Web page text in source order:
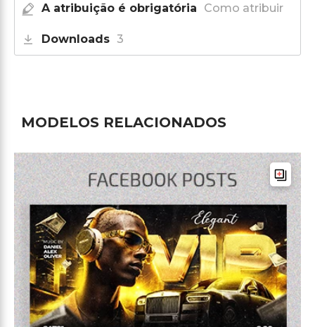
A atribuição é obrigatória Como atribuir
Downloads 3
MODELOS RELACIONADOS